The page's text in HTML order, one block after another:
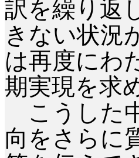
訳を繰り返
きない状況
は再度にわ
期実現を求
こうした
向をさらに